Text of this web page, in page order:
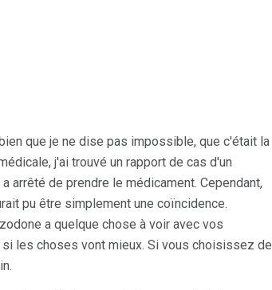
que je ne dise pas impossible, que c'était la
j'ai trouvé un rapport de cas d'un
arrêté de prendre le médicament. Cependant,
pu être simplement une coïncidence.
a quelque chose à voir avec vos
les choses vont mieux. Si vous choisissez de